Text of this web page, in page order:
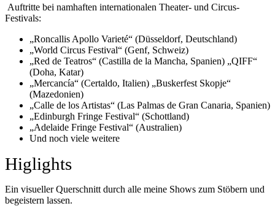
Auftritte bei namhaften internationalen Theater- und Circus-
Festivals:
„Roncallis Apollo Varieté“ (Düsseldorf, Deutschland)
„World Circus Festival“ (Genf, Schweiz)
„Red de Teatros“ (Castilla de la Mancha, Spanien) „QIFF“
(Doha, Katar)
„Mercancía“ (Certaldo, Italien) „Buskerfest Skopje“
(Mazedonien)
„Calle de los Artistas“ (Las Palmas de Gran Canaria, Spanien)
„Edinburgh Fringe Festival“ (Schottland)
„Adelaide Fringe Festival“ (Australien)
Und noch viele weitere
Higlights
Ein visueller Querschnitt durch alle meine Shows zum Stöbern und
begeistern lassen.